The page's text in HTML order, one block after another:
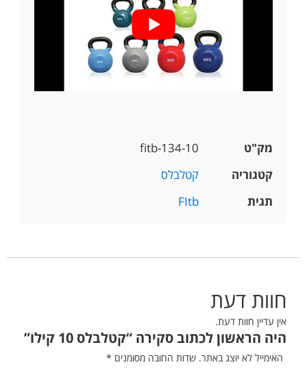
מק"ט
fitb-134-10
קטגוריה
קטלבלס
תגית
FItb
חוות דעת
אין עדיין חוות דעת.
היה הראשון לכתוב סקירה “קטלבלס 10 קילו”
האימייל לא יוצג באתר. שדות החובה מסומנים *